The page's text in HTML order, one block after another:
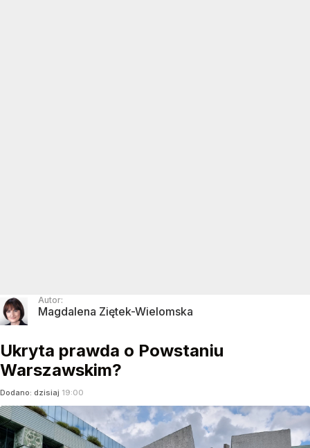
Autor:
Magdalena Ziętek-Wielomska
Ukryta prawda o Powstaniu
Warszawskim?
Dodano: dzisiaj 19:00